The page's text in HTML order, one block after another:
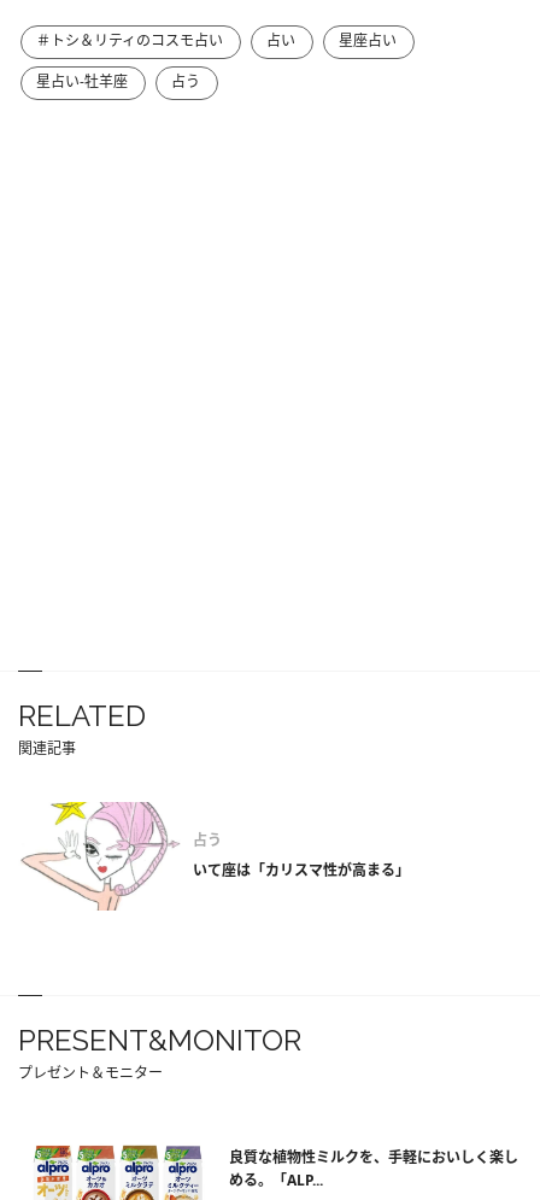
＃トシ＆リティのコスモ占い 占い
星座占い
星占い-牡羊座
占う
RELATED
関連記事
占う
いて座は「カリスマ性が高まる」
PRESENT&MONITOR
プレゼント＆モニター
良質な植物性ミルクを、手軽においしく楽し
める。「ALP...